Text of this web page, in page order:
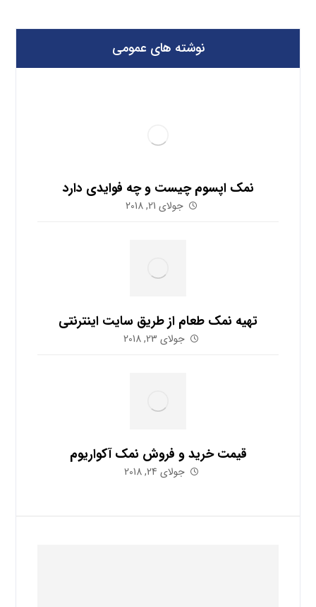
نوشته های عمومی
نمک اپسوم چیست و چه فوایدی دارد
جولای 21, 2018
تهیه نمک طعام از طریق سایت اینترنتی
جولای 23, 2018
قیمت خرید و فروش نمک آکواریوم
جولای 24, 2018